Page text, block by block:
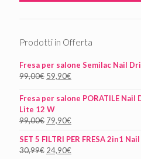
Prodotti in Offerta
Fresa per salone Semilac Nail
99,00€ 59,90€
Fresa per salone PORATILE Nail
Lite 12 W
99,00€ 79,90€
SET 5 FILTRI PER FRESA 2in1
30,99€ 24,90€